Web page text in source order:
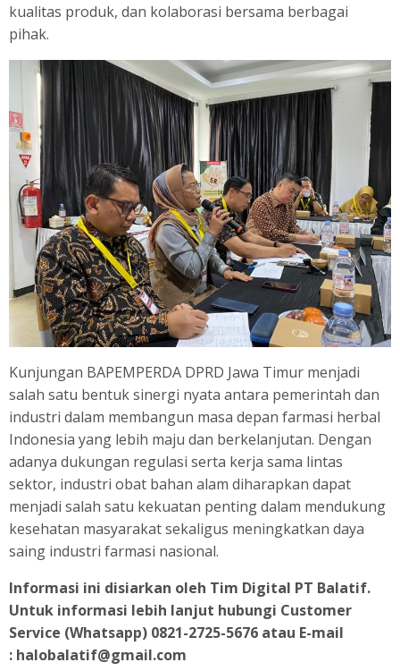
kualitas produk, dan kolaborasi bersama berbagai
pihak.
Kunjungan BAPEMPERDA DPRD Jawa Timur menjadi
salah satu bentuk sinergi nyata antara pemerintah dan
industri dalam membangun masa depan farmasi herbal
Indonesia yang lebih maju dan berkelanjutan. Dengan
adanya dukungan regulasi serta kerja sama lintas
sektor, industri obat bahan alam diharapkan dapat
menjadi salah satu kekuatan penting dalam mendukung
kesehatan masyarakat sekaligus meningkatkan daya
saing industri farmasi nasional.
Informasi ini disiarkan oleh Tim Digital PT Balatif.
Untuk informasi lebih lanjut hubungi Customer
Service (Whatsapp) 0821-2725-5676 atau E-mail
: halobalatif@gmail.com